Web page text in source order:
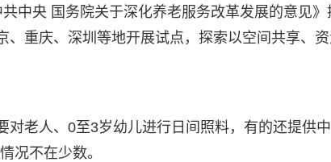
中央 国务院关于深化养老服务改革发展的意见》
、重庆、深圳等地开展试点，探索以空间共享、
对老人、0至3岁幼儿进行日间照料，有的还提供
况不在少数。